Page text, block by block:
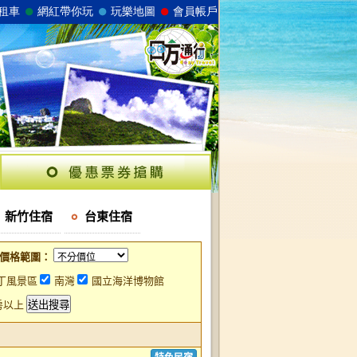
新竹住宿 台東住宿
格範圍：
風景區
南灣
國立海洋博物館
以上